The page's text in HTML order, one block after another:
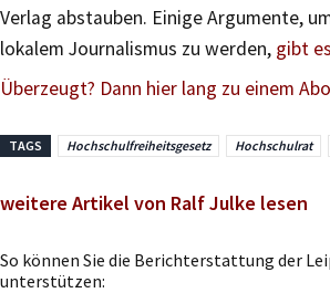
Verlag abstauben. Einige Argumente,
lokalem Journalismus zu werden, gibt
Überzeugt? Dann hier lang zu einem
TAGS Hochschulfreiheitsgesetz Hochschulrat
weitere Artikel von Ralf Julke lesen
So können Sie die Berichterstattung der
unterstützen: